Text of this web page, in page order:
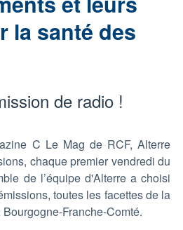
la santé des
de radio !
C Le Mag de RCF, Alterre
chaque premier vendredi du
de l’équipe d'Alterre a choisi
toutes les facettes de la
Franche-Comté.